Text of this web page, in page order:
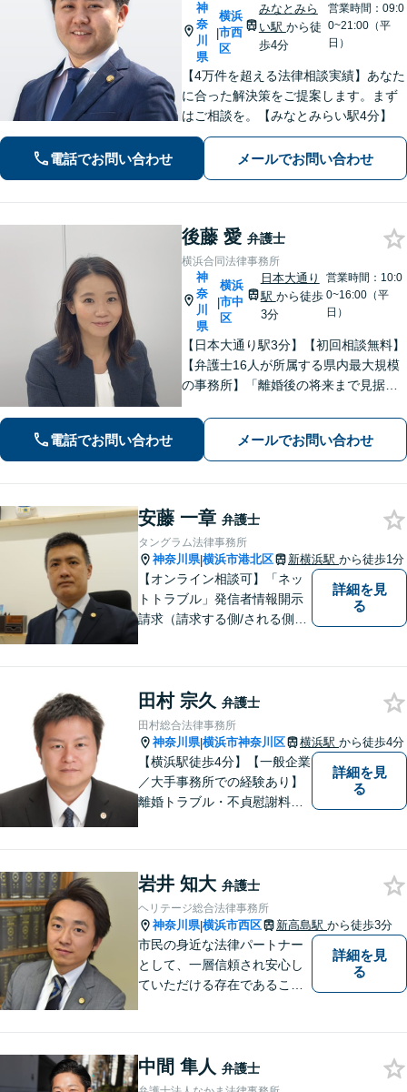
神
奈
川
県
|
横浜
市西
区
みなとみら
い駅 から徒
歩4分
営業時間：09:0
0~21:00（平
日）
【4万件を超える法律相談実績】あなた
に合った解決策をご提案します。まず
はご相談を。【みなとみらい駅4分】
電話でお問い合わせ メールでお問い合わせ
後藤 愛 弁護士
横浜合同法律事務所
神
奈
川
県
|
横浜
市中
区
日本大通り
駅 から徒歩
3分
営業時間：10:0
0~16:00（平
日）
【日本大通り駅3分】【初回相談無料】
【弁護士16人が所属する県内最大規模
の事務所】「離婚後の将来まで見据え
適な解決策を見つけましょう」「幅広
い相続問題に対応する豊富な実績」
「相続登記義務化に対応」【WEB面談
対応】
電話でお問い合わせ メールでお問い合わせ
安藤 一章 弁護士
タングラム法律事務所
神奈川県|横浜市港北区 新横浜駅 から徒歩1分
【オンライン相談可】「ネッ
トトラブル」発信者情報開示
請求（請求する側/される側）
より最善の解決へ導きます。
遠方で来所困難な方もお気軽
にご相談ください。
詳細を見
る
田村 宗久 弁護士
田村総合法律事務所
神奈川県|横浜市神奈川区 横浜駅 から徒歩4分
【横浜駅徒歩4分】【一般企業
／大手事務所での経験あり】
離婚トラブル・不貞慰謝料・
ご相談ください【秘密厳守】
【オンライン相談可】
詳細を見
る
岩井 知大 弁護士
ヘリテージ総合法律事務所
神奈川県|横浜市西区 新高島駅 から徒歩3分
市民の身近な法律パートナー
として、一層信頼され安心し
ていただける存在であること
詳細を見
る
中間 隼人 弁護士